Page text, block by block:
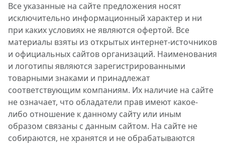
Все указанные на сайте предложения носят
исключительно информационный характер и ни
при каких условиях не являются офертой. Все
материалы взяты из открытых интернет-источников
и официальных сайтов организаций. Наименования
и логотипы являются зарегистрированными
товарными знаками и принадлежат
соответствующим компаниям. Их наличие на сайте
не означает, что обладатели прав имеют какое-
либо отношение к данному сайту или иным
образом связаны с данным сайтом. На сайте не
собираются, не хранятся и не обрабатываются